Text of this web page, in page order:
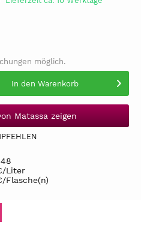
möglich.
In den Warenkorb
Matassa zeigen
Liter
Flasche(n)